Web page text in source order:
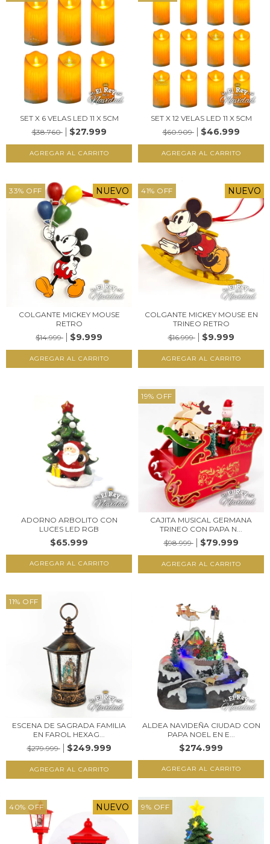
SET X 6 VELAS LED 11 X 5CM
$38.760
$27.999
SET X 12 VELAS LED 11 X 5CM
$60.909
$46.999
33% OFF NUEVO
COLGANTE MICKEY MOUSE
RETRO
$14.999
$9.999
41% OFF NUEVO
COLGANTE MICKEY MOUSE EN
TRINEO RETRO
$16.999
$9.999
ADORNO ARBOLITO CON
LUCES LED RGB
$65.999
19% OFF
CAJITA MUSICAL GERMANA
TRINEO CON PAPA N...
$98.999
$79.999
11% OFF
ESCENA DE SAGRADA FAMILIA
EN FAROL HEXAG...
$279.999
$249.999
ALDEA NAVIDEÑA CIUDAD CON
PAPA NOEL EN E...
$274.999
40% OFF NUEVO 9% OFF